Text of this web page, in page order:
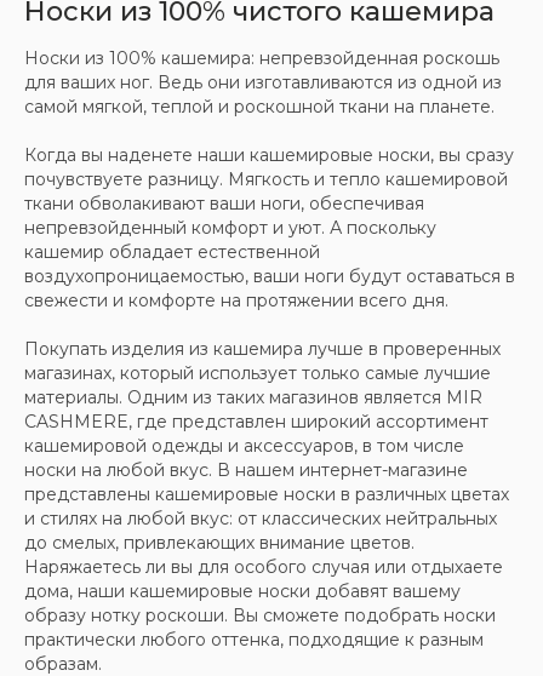
Носки из 100% чистого кашемира
Носки из 100% кашемира: непревзойденная роскошь
для ваших ног. Ведь они изготавливаются из одной из
самой мягкой, теплой и роскошной ткани на планете.
Когда вы наденете наши кашемировые носки, вы сразу
почувствуете разницу. Мягкость и тепло кашемировой
ткани обволакивают ваши ноги, обеспечивая
непревзойденный комфорт и уют. А поскольку
кашемир обладает естественной
воздухопроницаемостью, ваши ноги будут оставаться в
свежести и комфорте на протяжении всего дня.
Покупать изделия из кашемира лучше в проверенных
магазинах, который использует только самые лучшие
материалы. Одним из таких магазинов является MIR
CASHMERE, где представлен широкий ассортимент
кашемировой одежды и аксессуаров, в том числе
носки на любой вкус. В нашем интернет-магазине
представлены кашемировые носки в различных цветах
и стилях на любой вкус: от классических нейтральных
до смелых, привлекающих внимание цветов.
Наряжаетесь ли вы для особого случая или отдыхаете
дома, наши кашемировые носки добавят вашему
образу нотку роскоши. Вы сможете подобрать носки
практически любого оттенка, подходящие к разным
образам.
на Телеграм канал
Хотите быть в курсе всех новинок
и акций, подпишитесь на email рассылку
Новинки, акции, подарки
и модный журнал — всё это
в нашем телеграмм канале:
MIR CASHMERE Official